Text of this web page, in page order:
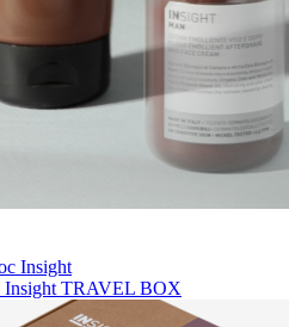
Insight
Insight TRAVEL BOX